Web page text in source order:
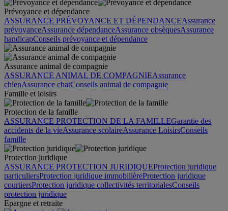
Prévoyance et dépendance
ASSURANCE PRÉVOYANCE ET DÉPENDANCEAssurance
prévoyanceAssurance dépendanceAssurance obsèquesAssurance
handicapConseils prévoyance et dépendance
Assurance animal de compagnie
ASSURANCE ANIMAL DE COMPAGNIEAssurance
chienAssurance chatConseils animal de compagnie
Famille et loisirs
Protection de la famille
ASSURANCE PROTECTION DE LA FAMILLEGarantie des
accidents de la vieAssurance scolaireAssurance LoisirsConseils
famille
Protection juridique
ASSURANCE PROTECTION JURIDIQUEProtection juridique
particuliersProtection juridique immobilièreProtection juridique
courtiersProtection juridique collectivités territorialesConseils
protection juridique
Epargne et retraite